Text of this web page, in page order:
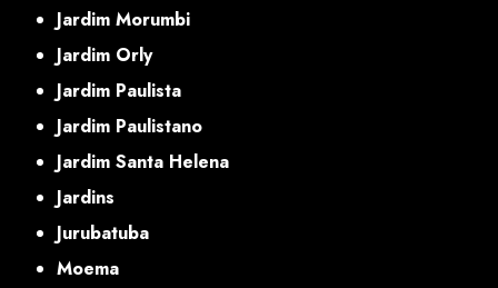
Jardim Morumbi
Jardim Orly
Jardim Paulista
Jardim Paulistano
Jardim Santa Helena
Jardins
Jurubatuba
Moema